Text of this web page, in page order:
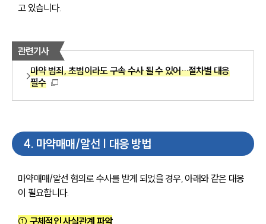
고 있습니다.
관련기사
마약 범죄, 초범이라도 구속 수사 될 수 있어…절차별 대응
필수
4. 마약매매/알선 | 대응 방법
마약매매/알선 혐의로 수사를 받게 되었을 경우, 아래와 같은 대응
이 필요합니다.
① 구체적인 사실관계 파악